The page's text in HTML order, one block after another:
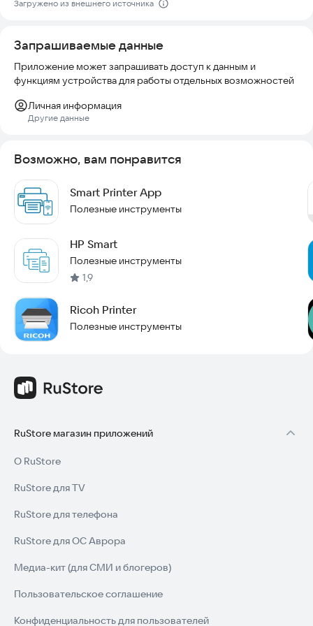
- С рамками или без
Приложение поддерживает более 4000 моделей принтеров
Wi-Fi, в том числе Canon, Dell, Epson, Xerox, HP, Kyocera,
Lenovo, Lexmark, Oki, Ricoh, Samsung, Sharp, Brother.
Скачайте приложение прямо сейчас и начните печатать без
Загружено из внешнего источника
Запрашиваемые данные
Приложение может запрашивать доступ к данным и
функциям устройства для работы отдельных возможностей
Личная информация
Другие данные
Возможно, вам понравится
Smart Printer App
Полезные инструменты
HP Smart
Полезные инструменты
1,9
Ricoh Printer
Полезные инструменты
RuStore магазин приложений
О RuStore
RuStore для TV
RuStore для телефона
RuStore для ОС Аврора
Медиа-кит (для СМИ и блогеров)
Пользовательское соглашение
Конфиденциальность для пользователей